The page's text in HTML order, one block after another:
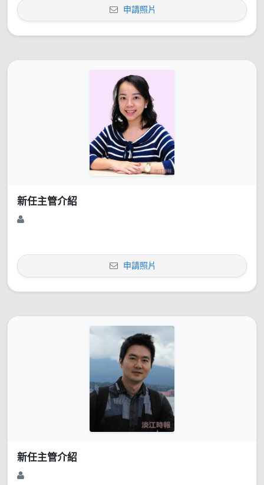
申請照片
新任主管介紹
申請照片
新任主管介紹